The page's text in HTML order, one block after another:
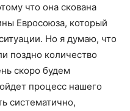
что она скована
Евросоюза, который
Но я думаю, что
поздно количество
скоро будем
процесс нашего
систематично,